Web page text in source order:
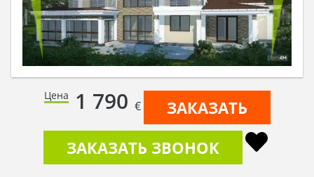
Цена 1 790 €
ЗАКАЗАТЬ
ЗАКАЗАТЬ ЗВОНОК